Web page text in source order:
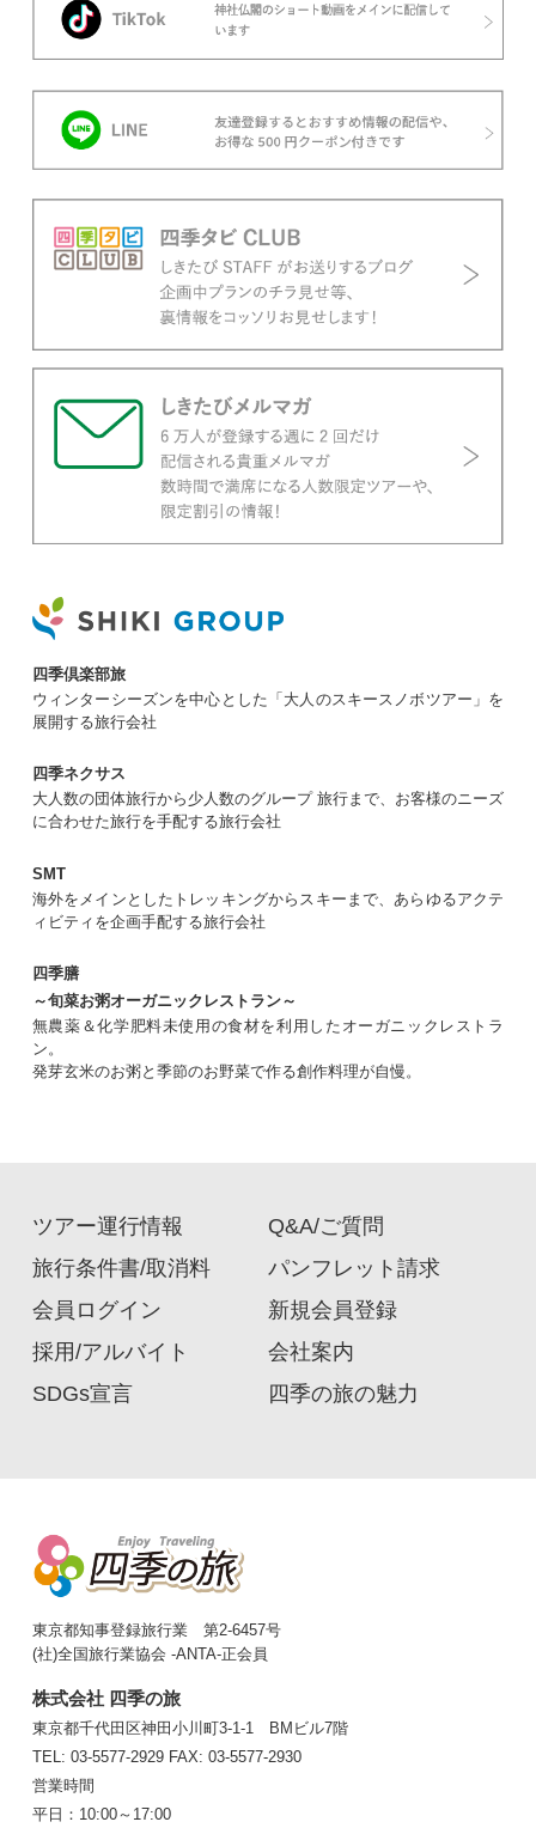
四季倶楽部旅
ウィンターシーズンを中心とした「大人のスキースノボツアー」を
展開する旅行会社
四季ネクサス
大人数の団体旅行から少人数のグループ 旅行まで、お客様のニーズ
に合わせた旅行を手配する旅行会社
SMT
海外をメインとしたトレッキングからスキーまで、あらゆるアクテ
ィビティを企画手配する旅行会社
四季膳
～旬菜お粥オーガニックレストラン～
無農薬＆化学肥料未使用の食材を利用したオーガニックレストラ
ン。
発芽玄米のお粥と季節のお野菜で作る創作料理が自慢。
ツアー運行情報
Q&A/ご質問
旅行条件書/取消料
パンフレット請求
会員ログイン
新規会員登録
採用/アルバイト
会社案内
SDGs宣言
四季の旅の魅力
東京都知事登録旅行業 第2-6457号
(社)全国旅行業協会 -ANTA-正会員
株式会社 四季の旅
東京都千代田区神田小川町3-1-1 BMビル7階
TEL: 03-5577-2929FAX: 03-5577-2930
営業時間
平日：10:00～17:00